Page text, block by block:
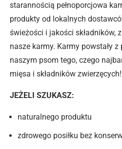
starannością pełnoporcjowa
produkty od lokalnych
świeżości i jakości składników,
nasze karmy. Karmy powstały
naszym psom tego, czego
mięsa i składników zwierzęcych!
JEŻELI SZUKASZ:
naturalnego produktu
zdrowego posiłku bez